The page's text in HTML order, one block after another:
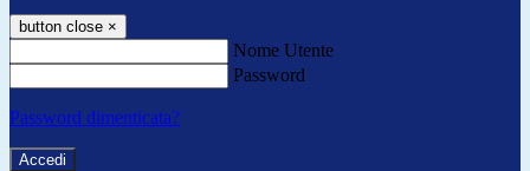
button close ×
Nome Utente
Password
Password dimenticata?